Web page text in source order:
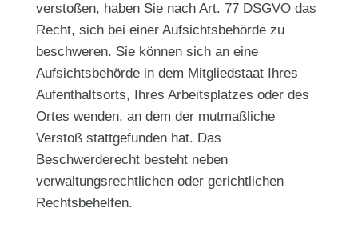
verstoßen, haben Sie nach Art. 77 DSGVO das
Recht, sich bei einer Aufsichtsbehörde zu
beschweren. Sie können sich an eine
Aufsichtsbehörde in dem Mitgliedstaat Ihres
Aufenthaltsorts, Ihres Arbeitsplatzes oder des
Ortes wenden, an dem der mutmaßliche
Verstoß stattgefunden hat. Das
Beschwerderecht besteht neben
verwaltungsrechtlichen oder gerichtlichen
Rechtsbehelfen.